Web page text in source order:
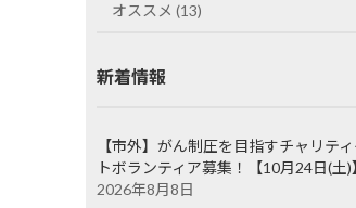
オススメ (13)
新着情報
【市外】がん制圧を目指すチャリテ
トボランティア募集！【10月24日(土)
2026年8月8日